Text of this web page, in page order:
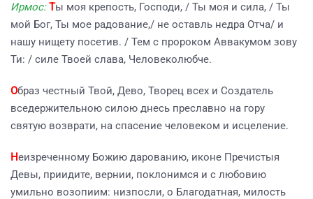
Ирмос: Ты моя крепость, Господи, / Ты моя и сила, / Ты
мой Бог, Ты мое радование,/ не оставль недра Отча/ и
нашу нищету посетив. / Тем с пророком Аввакумом зову
Ти: / силе Твоей слава, Человеколюбче.
Образ честный Твой, Дево, Творец всех и Создатель
вседержительною силою днесь преславно на гору
святую возврати, на спасение человеком и исцеление.
Неизреченному Божию дарованию, иконе Пречистыя
Девы, приидите, вернии, поклонимся и с любовию
умильно возопиим: низпосли, о Благодатная, милость